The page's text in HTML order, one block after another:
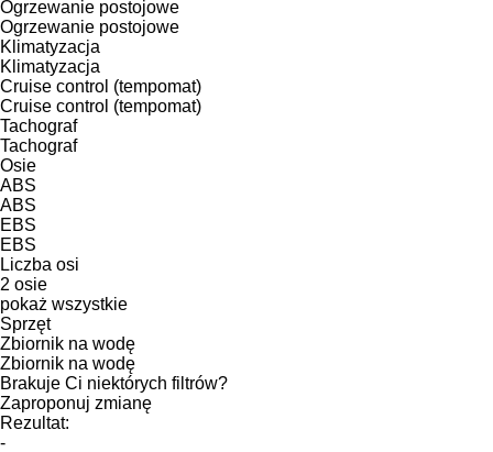
Ogrzewanie postojowe
Ogrzewanie postojowe
Klimatyzacja
Klimatyzacja
Cruise control (tempomat)
Cruise control (tempomat)
Tachograf
Tachograf
Osie
ABS
ABS
EBS
EBS
Liczba osi
2 osie
pokaż wszystkie
Sprzęt
Zbiornik na wodę
Zbiornik na wodę
Brakuje Ci niektórych filtrów?
Zaproponuj zmianę
Rezultat:
-